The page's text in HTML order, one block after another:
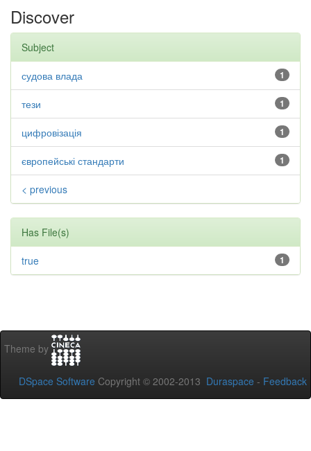
Discover
Subject
1
судова влада
1
тези
1
цифровізація
1
європейські стандарти
< previous
Has File(s)
1
true
Theme by
DSpace Software Copyright © 2002-2013 Duraspace - Feedback